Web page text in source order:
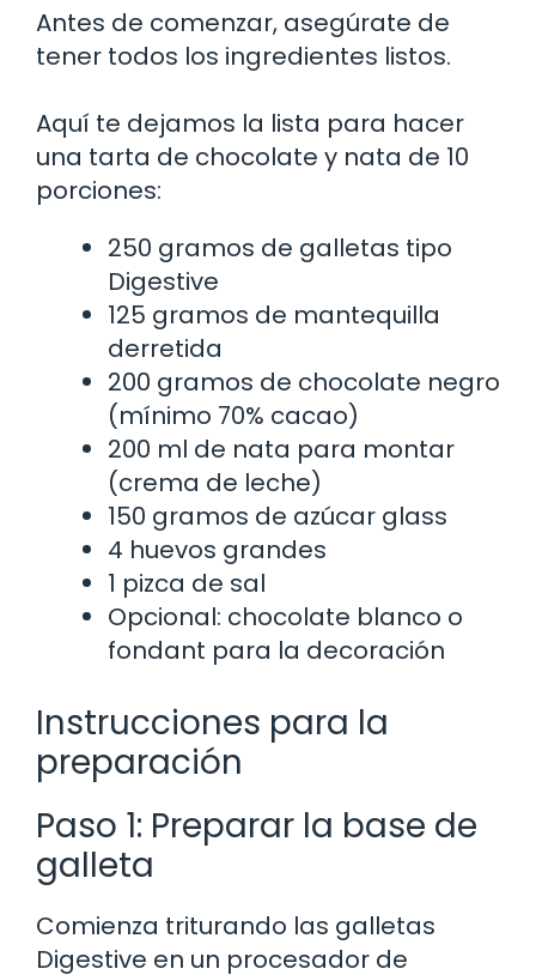
Antes de comenzar, asegúrate de
tener todos los ingredientes listos.
Aquí te dejamos la lista para hacer
una tarta de chocolate y nata de 10
porciones:
250 gramos de galletas tipo
Digestive
125 gramos de mantequilla
derretida
200 gramos de chocolate negro
(mínimo 70% cacao)
200 ml de nata para montar
(crema de leche)
150 gramos de azúcar glass
4 huevos grandes
1 pizca de sal
Opcional: chocolate blanco o
fondant para la decoración
Instrucciones para la
preparación
Paso 1: Preparar la base de
galleta
Comienza triturando las galletas
Digestive en un procesador de